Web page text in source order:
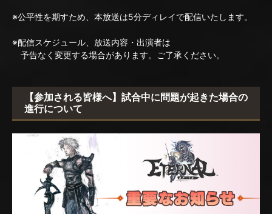
※公平性を期すため、本放送は5分ディレイで配信いたします。
※配信スケジュール、放送内容・出演者は
予告なく変更する場合があります。ご了承ください。
【参加される皆様へ】試合中に問題が起きた場合の
進行について